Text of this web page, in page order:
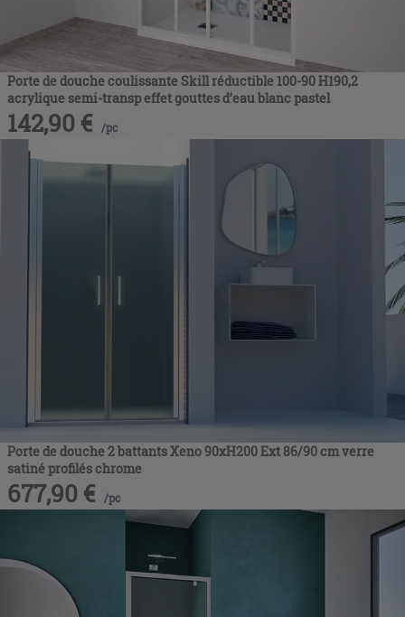
Porte de douche coulissante Skill réductible 100-90 H190,2
acrylique semi-transp effet gouttes d’eau blanc pastel
142,90 € /pc
Porte de douche 2 battants Xeno 90xH200 Ext 86/90 cm verre
satiné profilés chrome
677,90 € /pc